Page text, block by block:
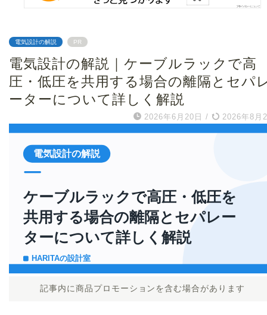
電気設計の解説 PR
電気設計の解説｜ケーブルラックで高
圧・低圧を共用する場合の離隔とセパ
ーターについて詳しく解説
2026年6月20日 / 2026年8月
記事内に商品プロモーションを含む場合があります